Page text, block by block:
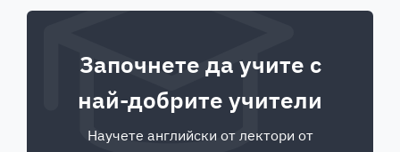
Започнете да учите с
най-добрите учители
Научете английски от лектори от